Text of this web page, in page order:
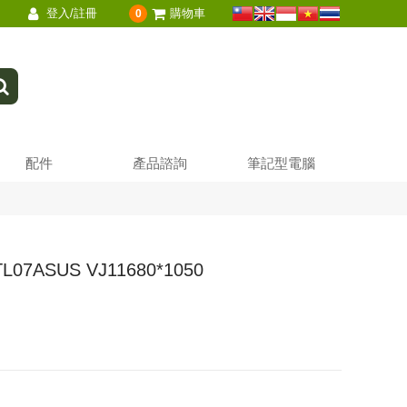
登入/註冊 0 購物車
配件 產品諮詢 筆記型電腦
VJ11680*1050